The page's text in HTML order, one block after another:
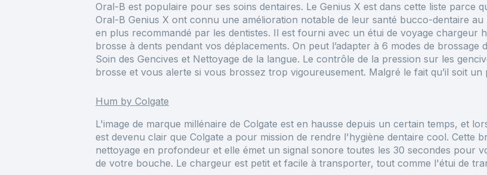
Oral-B est populaire pour ses soins dentaires. Le Genius X est dans cette liste parce
Oral-B Genius X ont connu une amélioration notable de leur santé bucco-dentaire
en plus recommandé par les dentistes. Il est fourni avec un étui de voyage chargeur
brosse à dents pendant vos déplacements. On peut l’adapter à 6 modes de
Soin des Gencives et Nettoyage de la langue. Le contrôle de la pression sur les
brosse et vous alerte si vous brossez trop vigoureusement. Malgré le fait qu’il soit
Hum by Colgate
L'image de marque millénaire de Colgate est en hausse depuis un certain temps, et
est devenu clair que Colgate a pour mission de rendre l'hygiène dentaire cool. Cette
nettoyage en profondeur et elle émet un signal sonore toutes les 30 secondes pour
de votre bouche. Le chargeur est petit et facile à transporter, tout comme l'étui de